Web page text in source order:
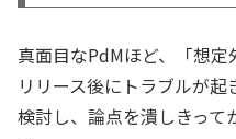
真面目なPdMほど、「想定
リリース後にトラブルが
検討し、論点を潰しきって